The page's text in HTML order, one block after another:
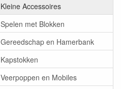
Kleine Accessoires
Spelen met Blokken
Gereedschap en Hamerbank
Kapstokken
Veerpoppen en Mobiles